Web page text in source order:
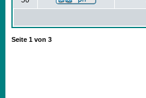
Seite 1 von 3